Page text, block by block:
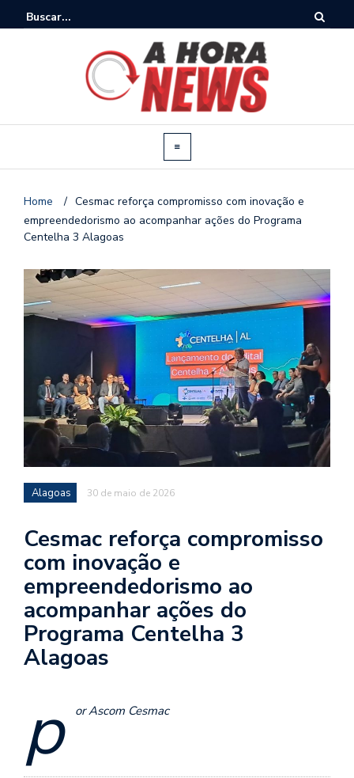
Home / Cesmac reforça compromisso com inovação e
empreendedorismo ao acompanhar ações do Programa
Centelha 3 Alagoas
Alagoas 30 de maio de 2026
Cesmac reforça compromisso
com inovação e
empreendedorismo ao
acompanhar ações do
Programa Centelha 3
Alagoas
p or Ascom Cesmac